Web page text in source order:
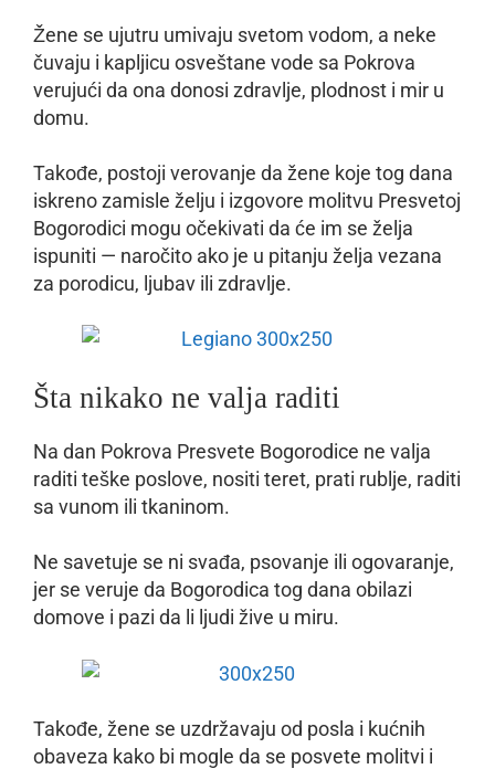
Žene se ujutru umivaju svetom vodom, a neke
čuvaju i kapljicu osveštane vode sa Pokrova
verujući da ona donosi zdravlje, plodnost i mir u
domu.
Takođe, postoji verovanje da žene koje tog dana
iskreno zamisle želju i izgovore molitvu Presvetoj
Bogorodici mogu očekivati da će im se želja
ispuniti — naročito ako je u pitanju želja vezana
za porodicu, ljubav ili zdravlje.
Šta nikako ne valja raditi
Na dan Pokrova Presvete Bogorodice ne valja
raditi teške poslove, nositi teret, prati rublje, raditi
sa vunom ili tkaninom.
Ne savetuje se ni svađa, psovanje ili ogovaranje,
jer se veruje da Bogorodica tog dana obilazi
domove i pazi da li ljudi žive u miru.
Takođe, žene se uzdržavaju od posla i kućnih
obaveza kako bi mogle da se posvete molitvi i